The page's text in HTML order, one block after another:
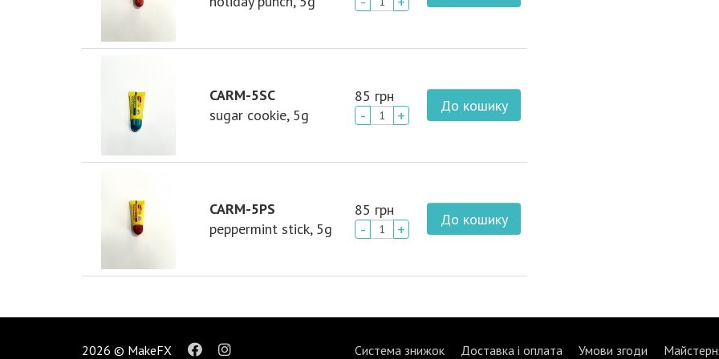
CARM-5SC
sugar cookie, 5g
85 грн
- + До кошику
CARM-5PS
peppermint stick, 5g
85 грн
- + До кошику
2026 © MakeFX Система знижок Доставка і оплата Умови згоди